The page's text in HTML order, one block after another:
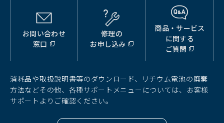
お問い合わせ
窓口
（別
ウ
ド
ウ
で
開
修理の
お申し込み
（別
ウ
ド
ウ
く）
商品・サービス
に関する
ご質問
（別
ウ
ィ
ド
消耗品や取扱説明書等のダウンロード、リチウム電池の廃棄
方法などその他、各種サポートメニューについては、お客様
サポートよりご確認ください。